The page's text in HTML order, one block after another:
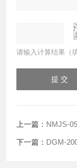
请输入计算结果（
上一篇： NMJS-
下一篇： DGM-